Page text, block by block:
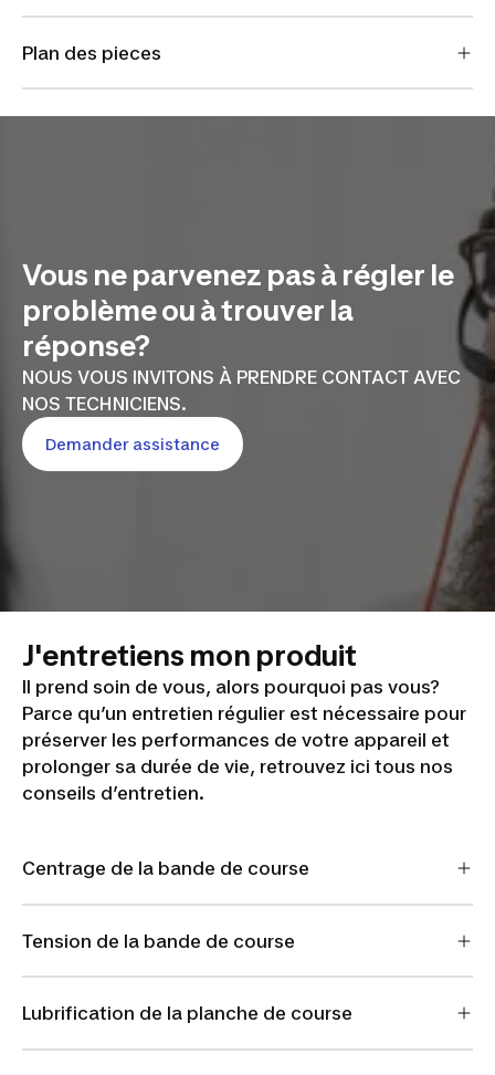
Plan des pieces
Vous ne parvenez pas à régler le
problème ou à trouver la
réponse?
NOUS VOUS INVITONS À PRENDRE CONTACT AVEC
NOS TECHNICIENS.
Demander assistance
J'entretiens mon produit
Il prend soin de vous, alors pourquoi pas vous?
Parce qu’un entretien régulier est nécessaire pour
préserver les performances de votre appareil et
prolonger sa durée de vie, retrouvez ici tous nos
conseils d’entretien.
Centrage de la bande de course
Tension de la bande de course
Lubrification de la planche de course